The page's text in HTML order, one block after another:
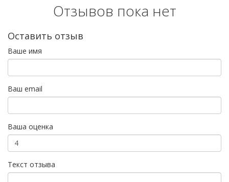
Отзывов пока нет
Оставить отзыв
Ваше имя
Ваш email
Ваша оценка
Текст отзыва